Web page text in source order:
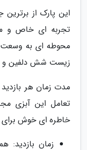
این پارک از
تجربه ای خاص و
زیست شش دلفین
تعامل این آبزی
خاطره ای خوش برای